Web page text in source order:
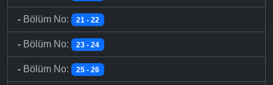
- Bölüm No: 21 - 22
- Bölüm No: 23 - 24
- Bölüm No: 25 - 26